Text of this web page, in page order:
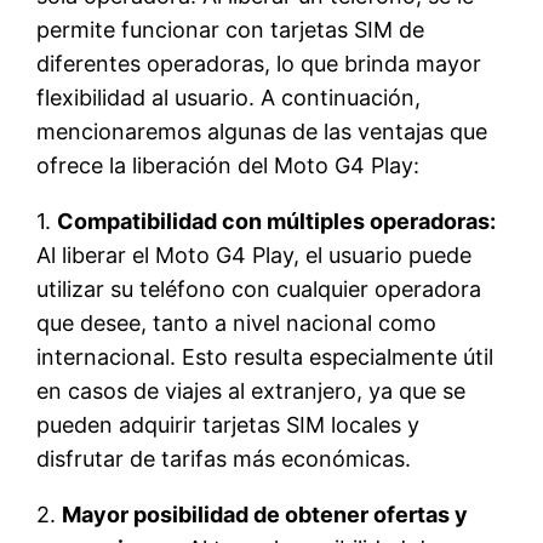
permite funcionar con tarjetas SIM de
diferentes operadoras, lo que brinda mayor
flexibilidad al usuario. A continuación,
mencionaremos algunas de las ventajas que
ofrece la liberación del Moto G4 Play:
1. Compatibilidad con múltiples operadoras:
Al liberar el Moto G4 Play, el usuario puede
utilizar su teléfono con cualquier operadora
que desee, tanto a nivel nacional como
internacional. Esto resulta especialmente útil
en casos de viajes al extranjero, ya que se
pueden adquirir tarjetas SIM locales y
disfrutar de tarifas más económicas.
2. Mayor posibilidad de obtener ofertas y